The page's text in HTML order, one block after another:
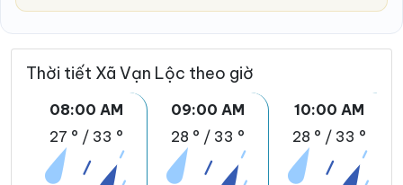
Thời tiết Xã Vạn Lộc theo giờ
08:00 AM
27 ° / 33 °
09:00 AM
28 ° / 33 °
10:00 AM
28 ° / 33 °